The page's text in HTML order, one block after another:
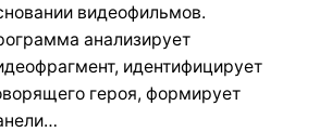
видеофильмов.
анализирует
идентифицирует
героя, формирует